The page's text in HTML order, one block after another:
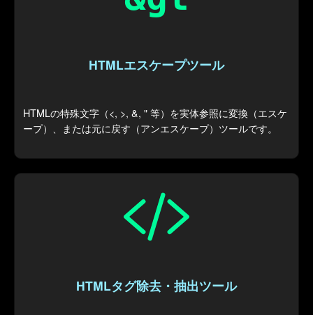
HTMLエスケープツール
HTMLの特殊文字（<, >, &, " 等）を実体参照に変換（エスケ
ープ）、または元に戻す（アンエスケープ）ツールです。
HTMLタグ除去・抽出ツール